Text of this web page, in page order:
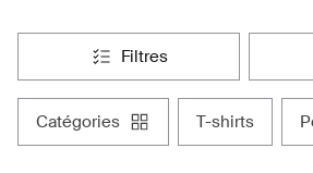
filtres
catégories t-shirts